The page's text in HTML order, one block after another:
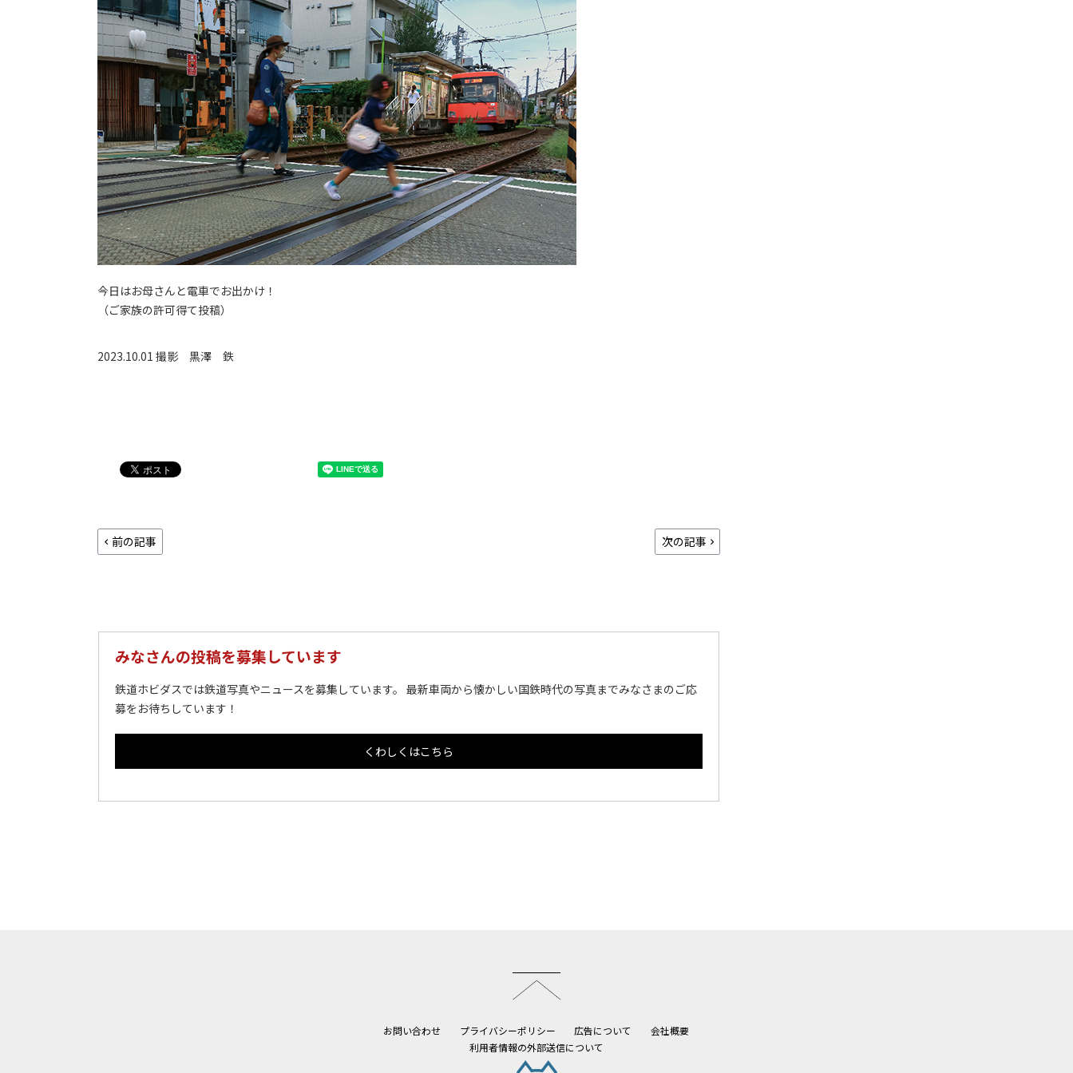
今日はお母さんと電車でお出かけ！
（ご家族の許可得て投稿）
2023.10.01 撮影 黒澤 鉄
前の記事 次の記事
みなさんの投稿を募集しています
鉄道ホビダスでは鉄道写真やニュースを募集しています。 最新車両から懐かしい国鉄時代の写真までみなさまのご応
募をお待ちしています！
くわしくはこちら
お問い合わせ プライバシーポリシー 広告について
会社概要
利用者情報の外部送信について